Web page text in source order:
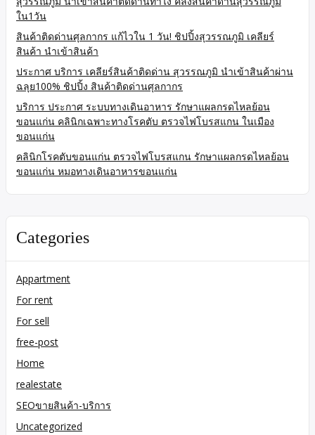
ใน1วัน
สินค้าติดด่านศุลกากร แก้ไวใน 1 วัน! ชิปปิ้งสุวรรณภูมิ เคลียร์
สินค้า นำเข้าสินค้า
ประกาศ บริการ เคลียร์สินค้าติดด่าน สุวรรณภูมิ นำเข้าสินค้าผ่าน
ฉลุย100% ชิปปิ้ง สินค้าติดด่านศุลกากร
บริการ ประกาศ ระบบทางเดินอาหาร รักษาแผลกรดไหลย้อน
ขอนแก่น คลินิกเฉพาะทางโรคตับ ตรวจไฟโบรสแกน ในเมือง
ขอนแก่น
คลินิกโรคตับขอนแก่น ตรวจไฟโบรสแกน รักษาแผลกรดไหลย้อน
ขอนแก่น หมอทางเดินอาหารขอนแก่น
Categories
Appartment
For rent
For sell
free-post
Home
realestate
SEOขายสินค้า-บริการ
Uncategorized